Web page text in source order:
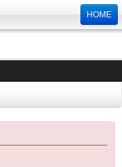
HOME